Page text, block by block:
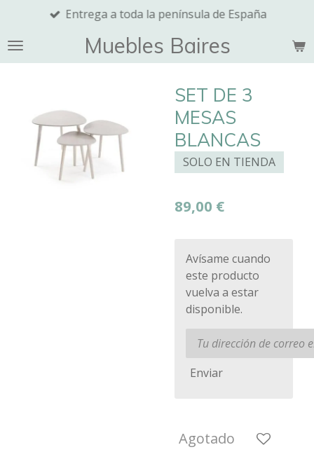
contenido
principal
Muebles Baires
Entrega a toda la península de España
SET DE 3
MESAS
BLANCAS
SOLO EN TIENDA
89,00 €
Avísame cuando
este producto
vuelva a estar
disponible.
Enviar
Agotado